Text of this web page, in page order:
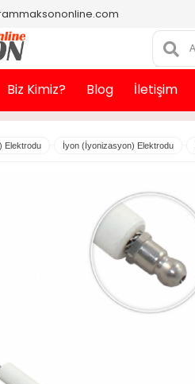
Biz Kimiz? Blog İletişim
Elektrodu İyon (İyonizasyon) Elektrodu